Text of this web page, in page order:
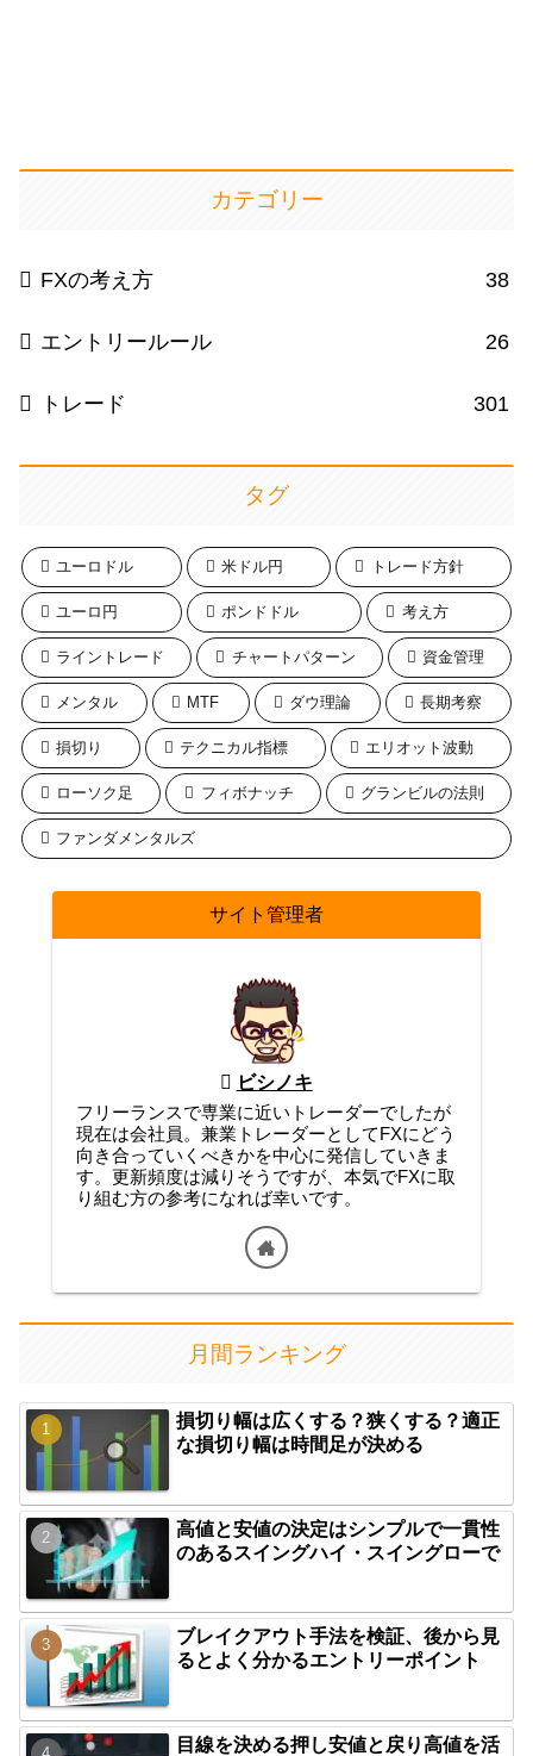
カテゴリー
FXの考え方 38
エントリールール 26
トレード 301
タグ
ユーロドル 米ドル円 トレード方針
ユーロ円 ポンドドル 考え方
ライントレード チャートパターン 資金管理
メンタル MTF ダウ理論 長期考察
損切り テクニカル指標 エリオット波動
ローソク足 フィボナッチ グランビルの法則
ファンダメンタルズ
サイト管理者
ビシノキ
フリーランスで専業に近いトレーダーでしたが
現在は会社員。兼業トレーダーとしてFXにどう
向き合っていくべきかを中心に発信していきま
す。更新頻度は減りそうですが、本気でFXに取
り組む方の参考になれば幸いです。
月間ランキング
損切り幅は広くする？狭くする？適正
な損切り幅は時間足が決める
高値と安値の決定はシンプルで一貫性
のあるスイングハイ・スイングローで
ブレイクアウト手法を検証、後から見
るとよく分かるエントリーポイント
目線を決める押し安値と戻り高値を活